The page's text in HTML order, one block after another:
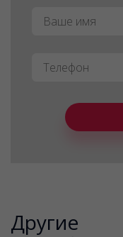
Имя*
Телефон *
Другие